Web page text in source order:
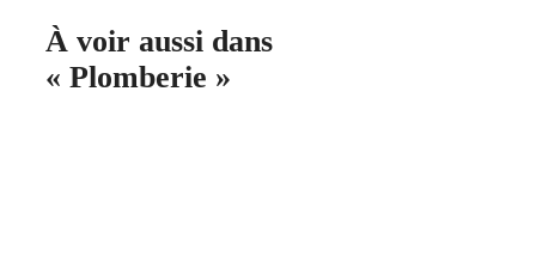
À voir aussi dans
« Plomberie »